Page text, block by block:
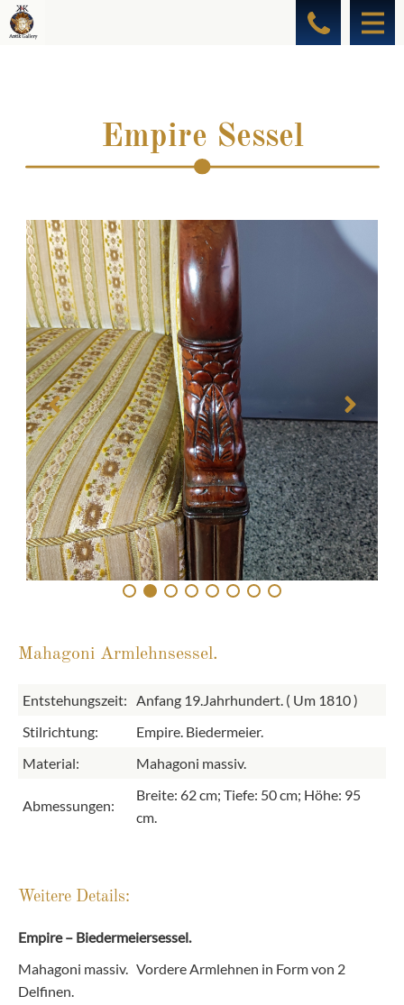
Empire Sessel
Mahagoni Armlehnsessel.
Entstehungszeit: Anfang 19.Jahrhundert. ( Um 1810 )
Stilrichtung:
Empire. Biedermeier.
Material:
Mahagoni massiv.
Abmessungen:
Breite: 62 cm; Tiefe: 50 cm; Höhe: 95
cm.
Weitere Details:
Empire – Biedermeiersessel.
Mahagoni massiv. Vordere Armlehnen in Form von 2
Delfinen.